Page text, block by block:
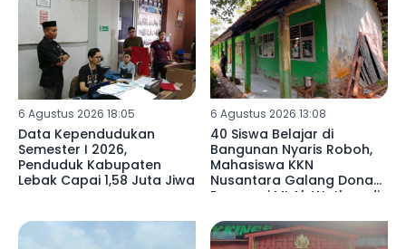
6 Agustus 2026 18:05
Data Kependudukan
Semester I 2026,
Penduduk Kabupaten
Lebak Capai 1,58 Juta Jiwa
6 Agustus 2026 13:08
40 Siswa Belajar di
Bangunan Nyaris Roboh,
Mahasiswa KKN
Nusantara Galang Donasi
Renovasi MI Al-Wathon di